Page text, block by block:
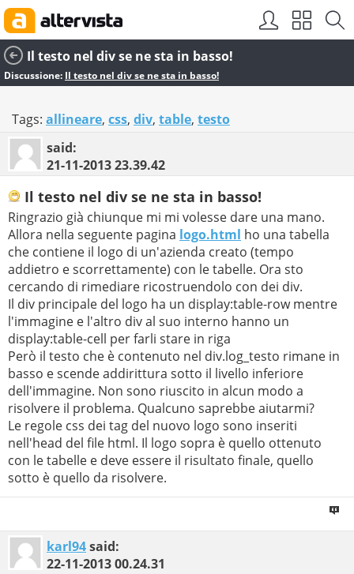
Il testo nel div se ne sta in basso!
Discussione: Il testo nel div se ne sta in basso!
Tags: allineare, css, div, table, testo
said:
21-11-201323.39.42
Il testo nel div se ne sta in basso!
Ringrazio già chiunque mi mi volesse dare una mano.
Allora nella seguente pagina logo.html ho una tabella
che contiene il logo di un'azienda creato (tempo
addietro e scorrettamente) con le tabelle. Ora sto
cercando di rimediare ricostruendolo con dei div.
Il div principale del logo ha un display:table-row mentre
l'immagine e l'altro div al suo interno hanno un
display:table-cell per farli stare in riga
Però il testo che è contenuto nel div.log_testo rimane in
basso e scende addirittura sotto il livello inferiore
dell'immagine. Non sono riuscito in alcun modo a
risolvere il problema. Qualcuno saprebbe aiutarmi?
Le regole css dei tag del nuovo logo sono inseriti
nell'head del file html. Il logo sopra è quello ottenuto
con le tabelle e deve essere il risultato finale, quello
sotto è quello da risolvere.
karl94said:
22-11-201300.24.31